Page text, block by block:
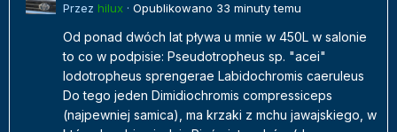
Przez hilux · Opublikowano 33 minuty temu
Od ponad dwóch lat pływa u mnie w 450L w salonie
to co w podpisie: Pseudotropheus sp. "acei"
Iodotropheus sprengerae Labidochromis caeruleus
Do tego jeden Dimidiochromis compressiceps
(najpewniej samica), ma krzaki z mchu jawajskiego, w